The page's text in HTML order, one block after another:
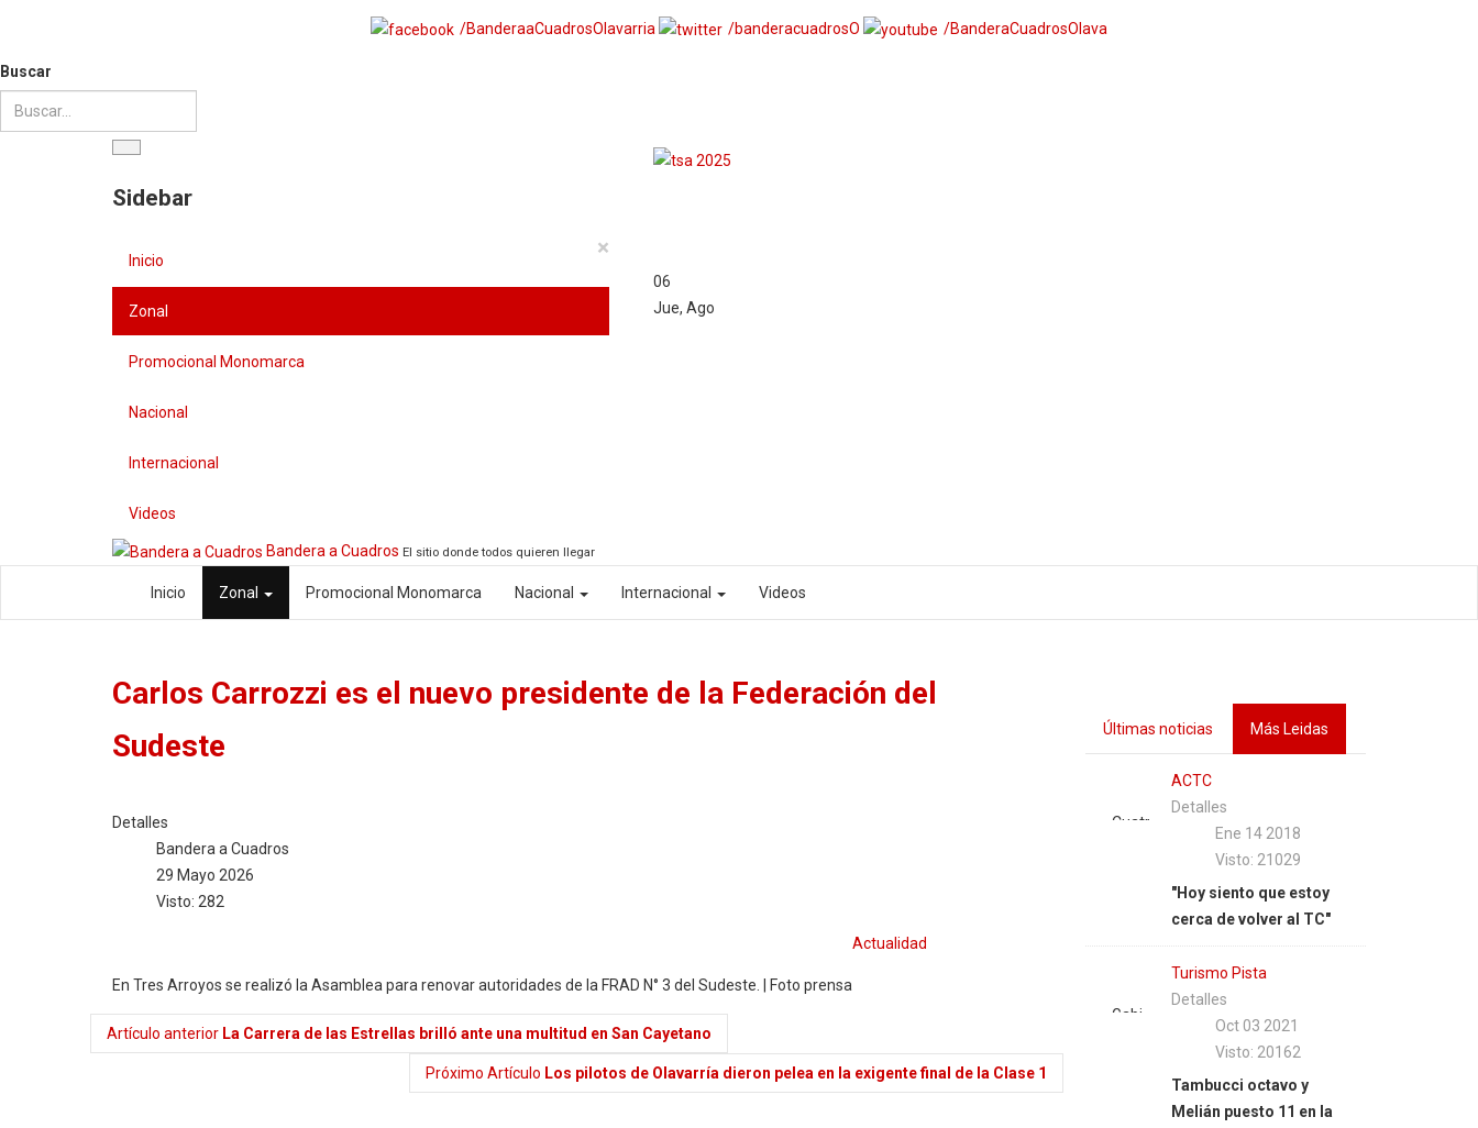
/BanderaaCuadrosOlavarria /banderacuadrosO /BanderaCuadrosOlava
Buscar
Sidebar
×
Inicio
Zonal
Promocional Monomarca
Nacional
Internacional
Videos
Bandera a Cuadros El sitio donde todos quieren llegar
06
Jue, Ago
Inicio Zonal Promocional Monomarca Nacional Internacional Videos
Carlos Carrozzi es el nuevo presidente de la Federación del
Sudeste
Detalles
Bandera a Cuadros
29 Mayo 2026
Visto: 282
En Tres Arroyos se realizó la Asamblea para renovar autoridades de la FRAD N° 3 del Sudeste. | Foto prensa
Actualidad
Artículo anterior La Carrera de las Estrellas brilló ante una multitud en San Cayetano
Próximo Artículo Los pilotos de Olavarría dieron pelea en la exigente final de la Clase 1
Últimas noticias Más Leidas
Cuatro
TC,
ACTC
Detalles
Ene 14 2018
Visto: 21029
"Hoy siento que estoy
cerca de volver al TC"
Gabi
remontada
Turismo Pista
Detalles
Oct 03 2021
Visto: 20162
Tambucci octavo y
Melián puesto 11 en la